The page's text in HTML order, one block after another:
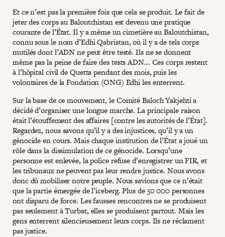
Et ce n’est pas la première fois que cela se produit. Le fait de
jeter des corps au Baloutchistan est devenu une pratique
courante de l’État. Il y a même un cimetière au Baloutchistan,
connu sous le nom d’Edhi Qabristan, où il y a de tels corps
mutilés dont l’ADN ne peut être testé. Ils ne se donnent
même pas la peine de faire des tests ADN... Ces corps restent
à l’hôpital civil de Quetta pendant des mois, puis les
volontaires de la Fondation (ONG) Edhi les enterrent.
Sur la base de ce mouvement, le Comité Baloch Yakjehti a
décidé d’organiser une longue marche. La principale raison
était l’étouffement des affaires [contre les autorités de l’État].
Regardez, nous savons qu’il y a des injustices, qu’il y a un
génocide en cours. Mais chaque institution de l’État a joué un
rôle dans la dissimulation de ce génocide. Lorsqu’une
personne est enlevée, la police refuse d’enregistrer un FIR, et
les tribunaux ne peuvent pas leur rendre justice. Nous avons
donc dû mobiliser notre peuple. Nous savions que ce n’était
que la partie émergée de l’iceberg. Plus de 50 000 personnes
ont disparu de force. Les fausses rencontres ne se produisent
pas seulement à Turbat, elles se produisent partout. Mais les
gens enterrent silencieusement leurs corps. Ils ne réclament
pas justice.